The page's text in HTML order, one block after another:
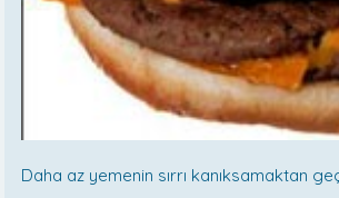
Daha az yemenin sırrı kanıksamaktan